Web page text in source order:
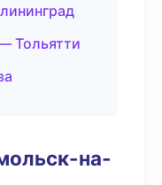
Тольятти
на-